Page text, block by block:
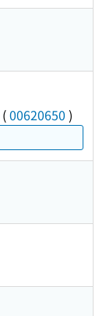
(00620650 )